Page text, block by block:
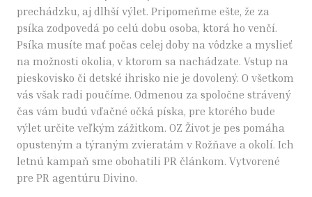
prechádzku, aj dlhší výlet. Pripomeňme ešte, že za
psíka zodpovedá po celú dobu osoba, ktorá ho venčí.
Psíka musíte mať počas celej doby na vôdzke a myslieť
na možnosti okolia, v ktorom sa nachádzate. Vstup na
pieskovisko či detské ihrisko nie je dovolený. O všetkom
vás však radi poučíme. Odmenou za spoločne strávený
čas vám budú vďačné očká píska, pre ktorého bude
výlet určite veľkým zážitkom. OZ Život je pes pomáha
opusteným a týraným zvieratám v Rožňave a okolí. Ich
letnú kampaň sme obohatili PR článkom. Vytvorené
pre PR agentúru Divino.